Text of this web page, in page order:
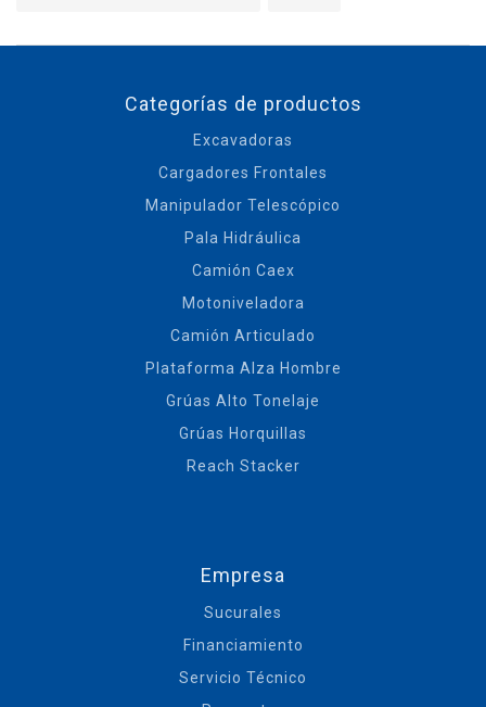
Categorías de productos
Excavadoras
Cargadores Frontales
Manipulador Telescópico
Pala Hidráulica
Camión Caex
Motoniveladora
Camión Articulado
Plataforma Alza Hombre
Grúas Alto Tonelaje
Grúas Horquillas
Reach Stacker
Empresa
Sucurales
Financiamiento
Servicio Técnico